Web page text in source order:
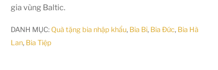
gia vùng Baltic.
DANH MỤC: Quà tặng bia nhập khẩu, Bia Bỉ, Bia Đức, Bia Hà
Lan, Bia Tiệp